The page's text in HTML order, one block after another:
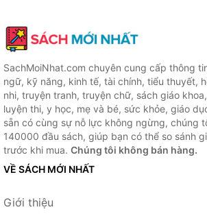
SachMoiNhat.com chuyên cung cấp thông
ngữ, kỹ năng, kinh tế, tài chính, tiểu thuyết,
nhi, truyện tranh, truyện chữ, sách giáo
luyện thi, y học, mẹ và bé, sức khỏe, giáo
sẵn có cùng sự nỗ lực không ngừng, chúng
140000 đầu sách, giúp bạn có thể so sánh
trước khi mua. Chúng tôi không bán hàng.
VỀ SÁCH MỚI NHẤT
Giới thiệu